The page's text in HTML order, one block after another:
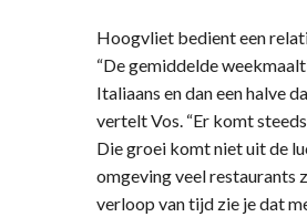
Hoogvliet bedient een
“De gemiddelde
Italiaans en dan een halve
vertelt Vos. “Er komt
Die groei komt niet uit de
omgeving veel restaurants
verloop van tijd zie je dat